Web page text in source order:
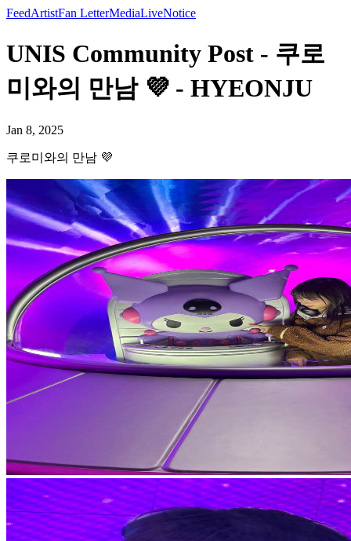
FeedArtistFan LetterMediaLiveNotice
UNIS Community Post - 쿠로
미와의 만남 💜 - HYEONJU
Jan 8, 2025
쿠로미와의 만남 💜